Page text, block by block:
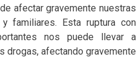
afectar gravemente nuestras
familiares. Esta ruptura con
nos puede llevar a
drogas, afectando gravemente